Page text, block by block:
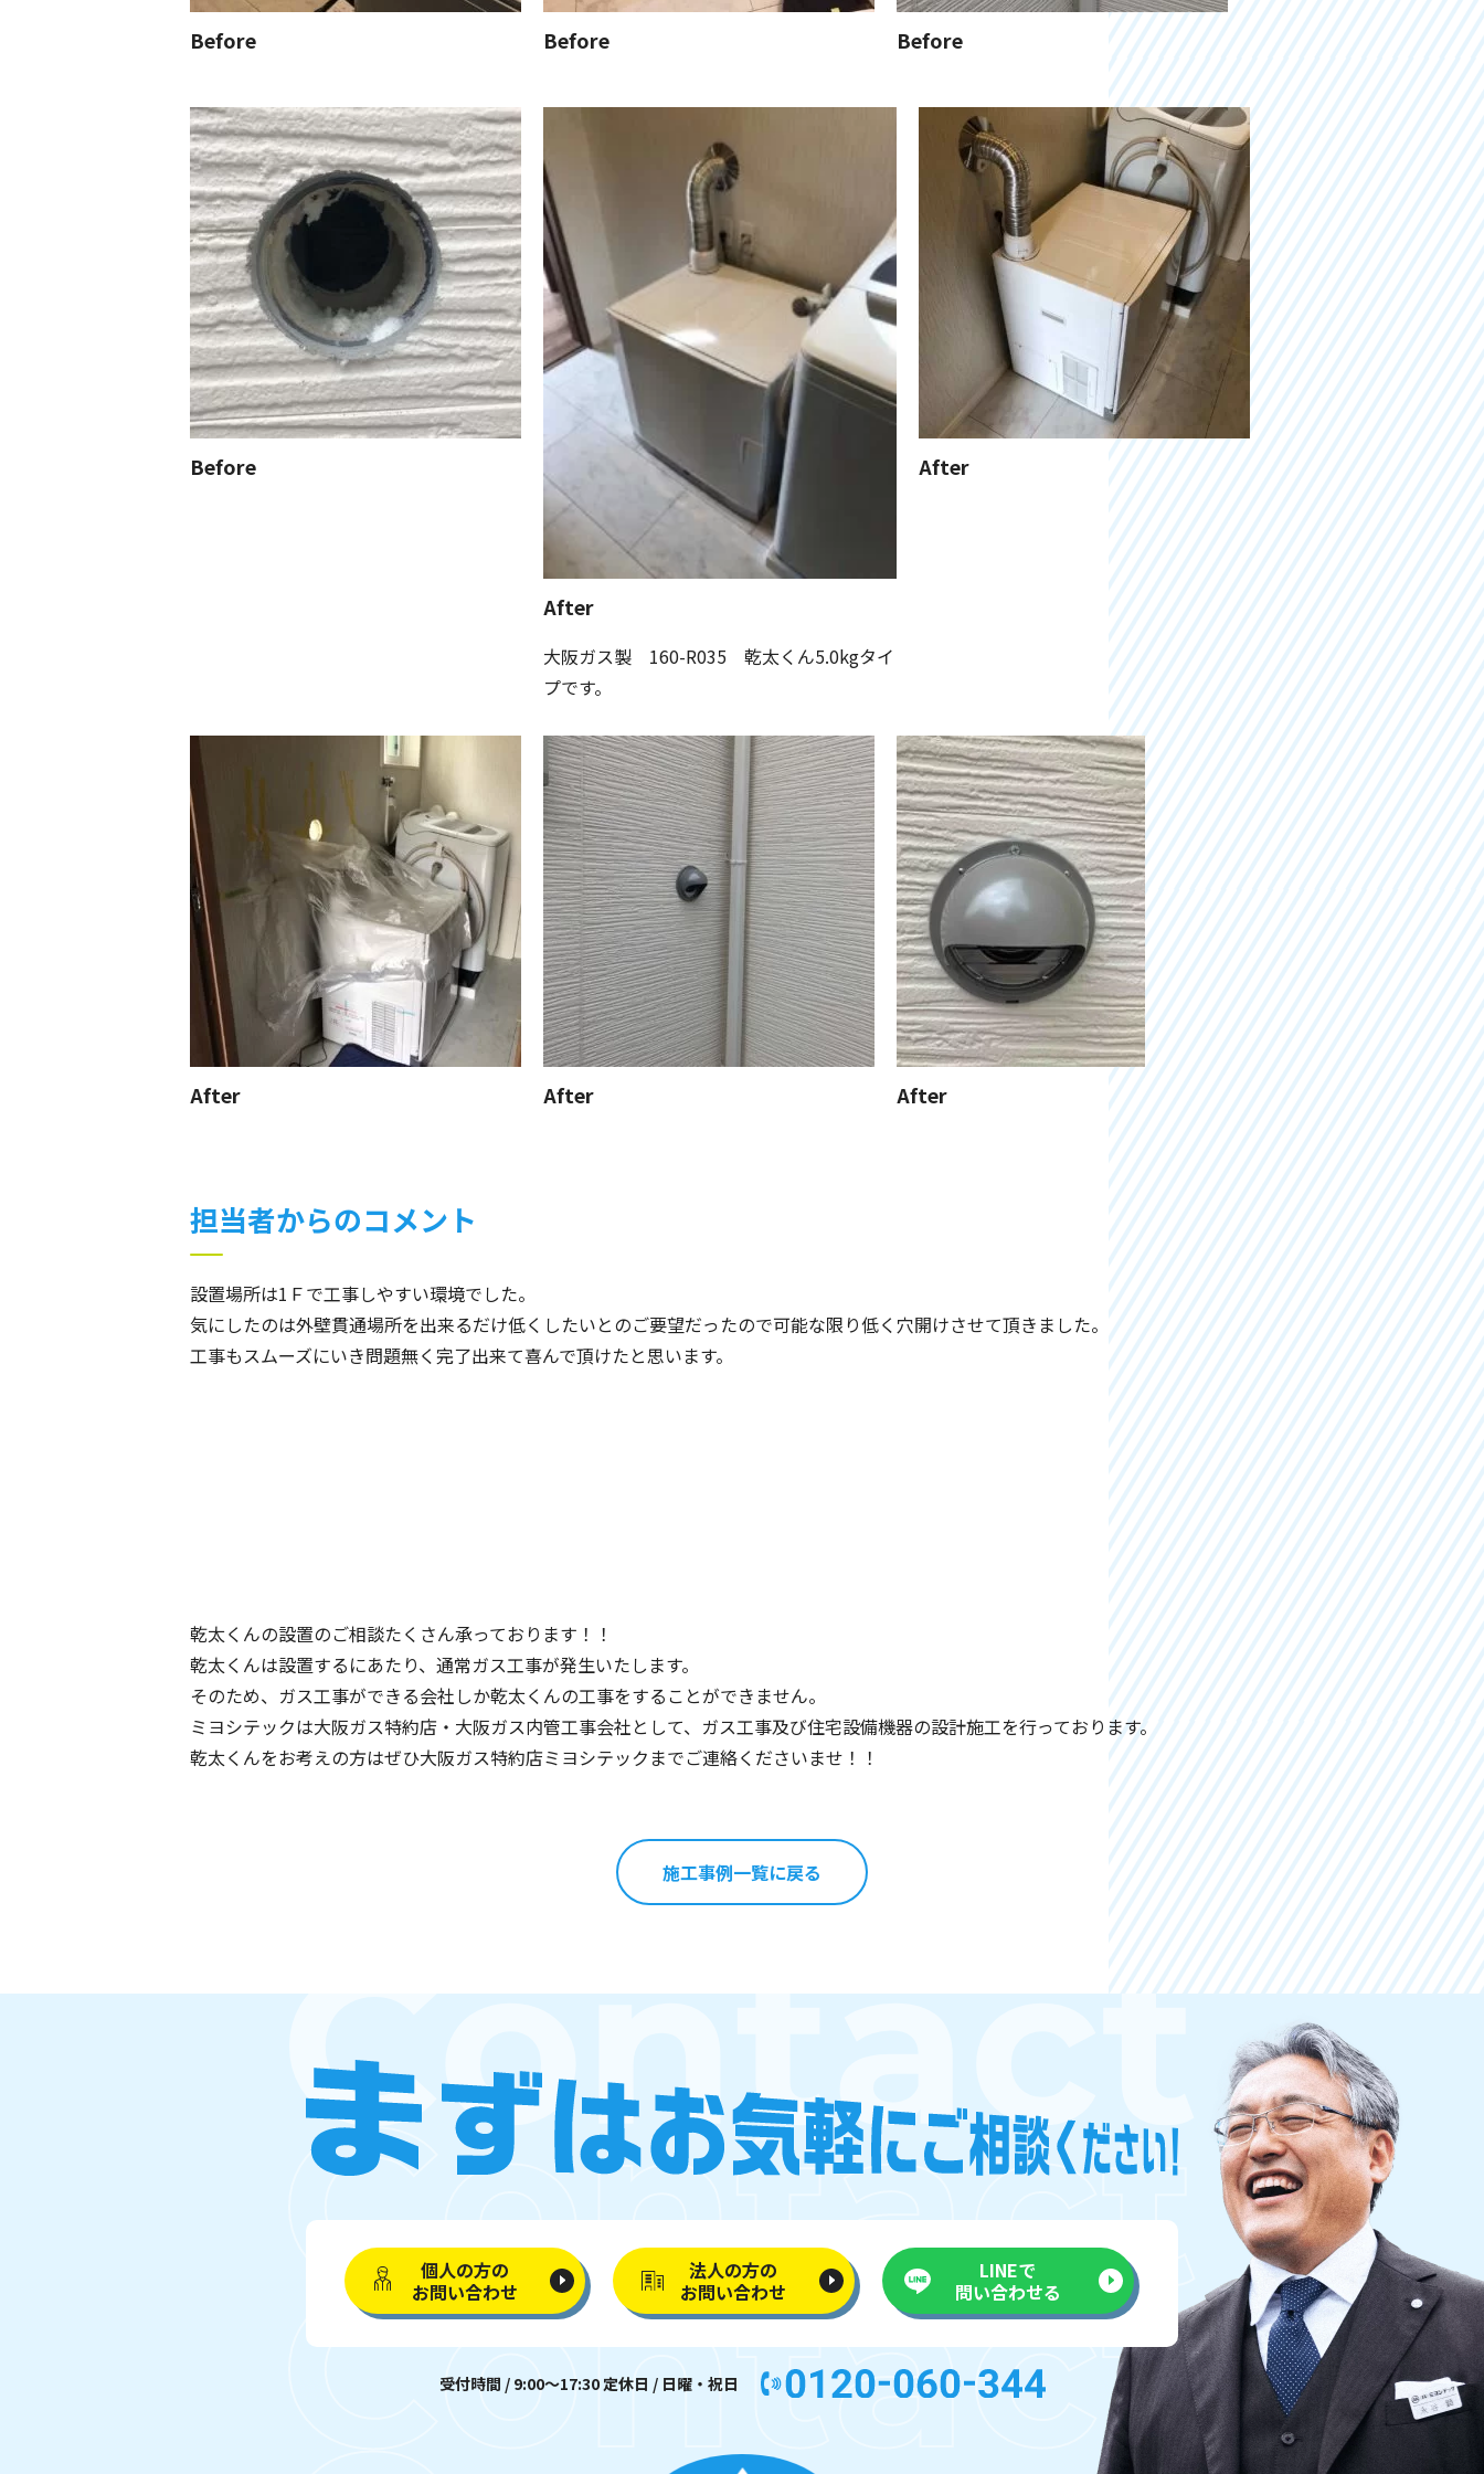
Before Before Before
Before
After
大阪ガス製 160-R035 乾太くん5.0kgタイ
プです。
After
After After After
担当者からのコメント
設置場所は1Ｆで工事しやすい環境でした。
気にしたのは外壁貫通場所を出来るだけ低くしたいとのご要望だったので可能な限り低く穴開けさせて頂きました。
工事もスムーズにいき問題無く完了出来て喜んで頂けたと思います。
乾太くんの設置のご相談たくさん承っております！！
乾太くんは設置するにあたり、通常ガス工事が発生いたします。
そのため、ガス工事ができる会社しか乾太くんの工事をすることができません。
ミヨシテックは大阪ガス特約店・大阪ガス内管工事会社として、ガス工事及び住宅設備機器の設計施工を行っております。
乾太くんをお考えの方はぜひ大阪ガス特約店ミヨシテックまでご連絡くださいませ！！
施工事例一覧に戻る
個人の方の
お問い合わせ
法人の方の
お問い合わせ
LINEで
問い合わせる
受付時間 / 9:00〜17:30 定休日 / 日曜・祝日